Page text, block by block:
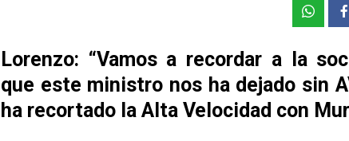
Lorenzo: “Vamos a recordar a la
que este ministro nos ha dejado sin
ha recortado la Alta Velocidad con